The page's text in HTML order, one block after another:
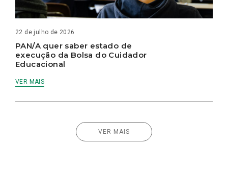
22 de julho de 2026
PAN/A quer saber estado de
execução da Bolsa do Cuidador
Educacional
VER MAIS
VER MAIS